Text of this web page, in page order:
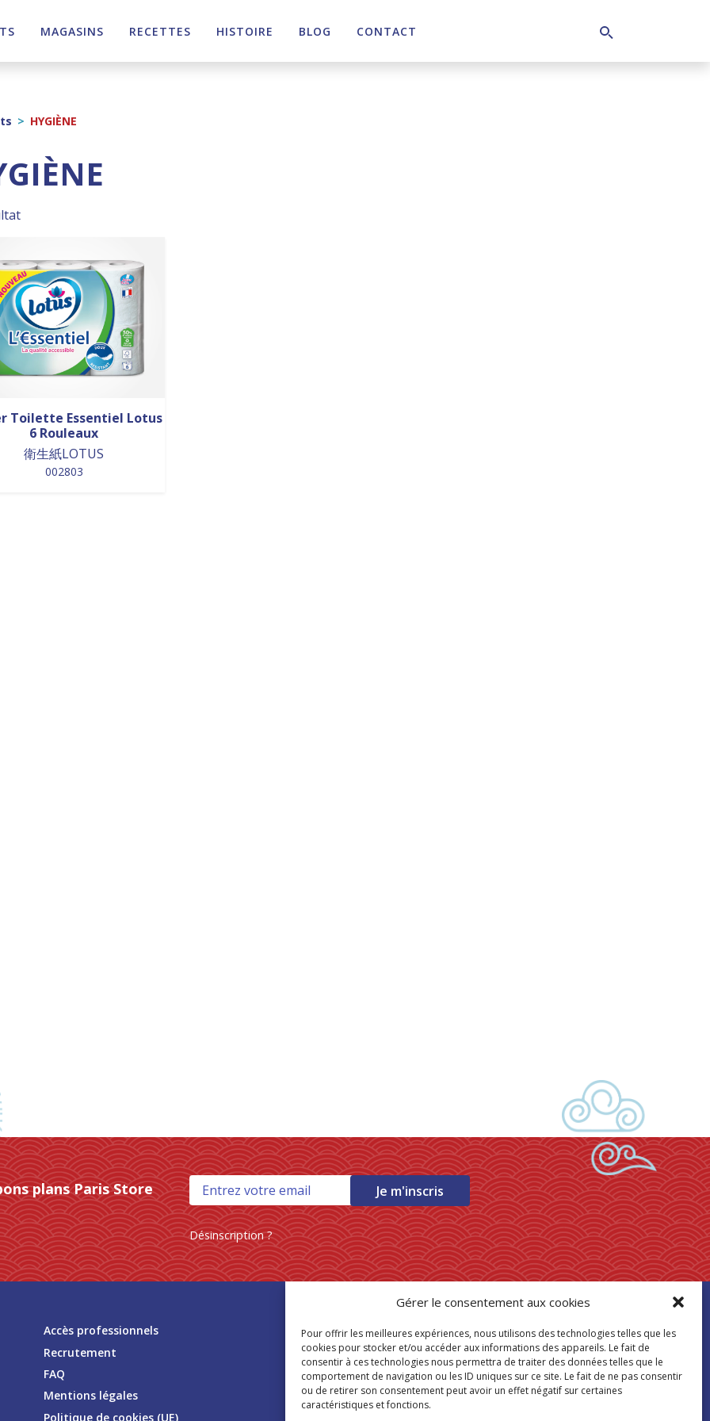
Gérer le consentement aux cookies
Pour offrir les meilleures expériences, nous utilisons des technologies telles que les
cookies pour stocker et/ou accéder aux informations des appareils. Le fait de
consentir à ces technologies nous permettra de traiter des données telles que le
comportement de navigation ou les ID uniques sur ce site. Le fait de ne pas consentir
ou de retirer son consentement peut avoir un effet négatif sur certaines
caractéristiques et fonctions.
MAGASINS RECETTES HISTOIRE BLOG CONTACT
> HYGIÈNE
Toilette Essentiel Lotus
6 Rouleaux
衛生紙LOTUS
002803
plans Paris Store Je m'inscris
Désinscription ?
Accès professionnels
Recrutement
FAQ
Mentions légales
Politique de cookies (UE)
Trouver mon
magasin Paris Store
Où nous trouver